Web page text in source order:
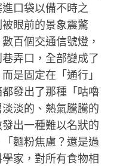
口袋以備不時之
眼前的景象震驚
百個交通信號燈，
弄口，全部變成了
是固定在「通行」
發出了那種「咕嚕
淡的、熱氣騰騰的
出一種難以名狀的
麵粉焦慮？還是過
家，對所有食物相